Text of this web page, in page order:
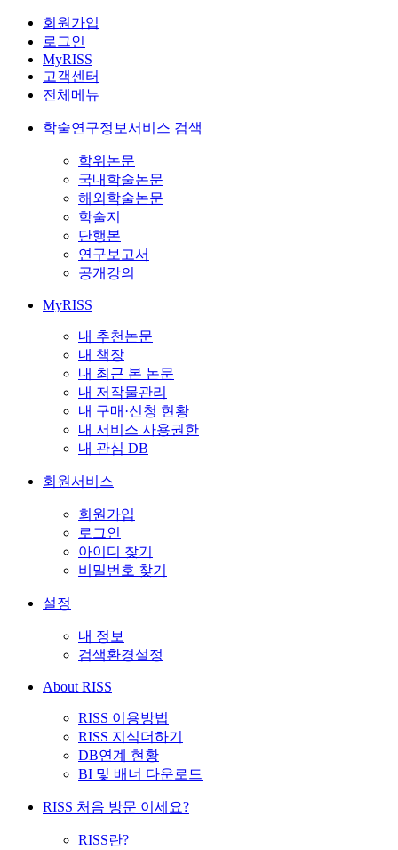
회원가입
로그인
MyRISS
고객센터
전체메뉴
학술연구정보서비스 검색
학위논문
국내학술논문
해외학술논문
학술지
단행본
연구보고서
공개강의
MyRISS
내 추천논문
내 책장
내 최근 본 논문
내 저작물관리
내 구매·신청 현황
내 서비스 사용권한
내 관심 DB
회원서비스
회원가입
로그인
아이디 찾기
비밀번호 찾기
설정
내 정보
검색환경설정
About RISS
RISS 이용방법
RISS 지식더하기
DB연계 현황
BI 및 배너 다운로드
RISS 처음 방문 이세요?
RISS란?